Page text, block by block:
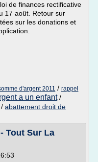
de finances rectificative
17 août. Retour sur
sur les donations et
d'argent 2011 / rappel
a un enfant/
/ abattement droit de
Tout Sur La